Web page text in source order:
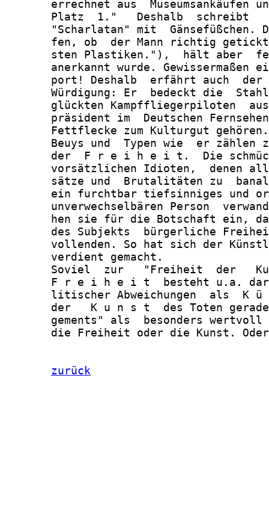
errechnet aus  Museumsankäufen
Platz  1."   Deshalb  schreibt
"Scharlatan" mit  Gänsefüßchen.
fen, ob  der Mann richtig
sten Plastiken."),  hält aber
anerkannt wurde. Gewissermaßen
port! Deshalb  erfährt auch
Würdigung: Er  bedeckt die
glückten Kampffliegerpiloten
präsident im  Deutschen
Fettflecke zum Kulturgut
Beuys und  Typen wie  er zählen
der  F r e i h e i t.  Die
vorsätzlichen Idioten,  denen
sätze und  Brutalitäten zu
ein furchtbar tiefsinniges und
unverwechselbären Person
hen sie für die Botschaft ein,
des Subjekts  bürgerliche
vollenden. So hat sich der
       verdient gemacht.
Soviel  zur   "Freiheit  der
F r e i h e i t  besteht u.a.
litischer Abweichungen  als  K
der   K u n s t  des Toten
gements" als  besonders
die Freiheit oder die Kunst.
zurück